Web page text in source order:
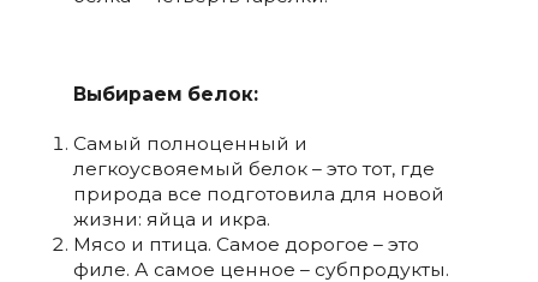
Выбираем белок:
Самый полноценный и
легкоусвояемый белок – это тот, где
природа все подготовила для новой
жизни: яйца и икра.
Мясо и птица. Самое дорогое – это
филе. А самое ценное – субпродукты.